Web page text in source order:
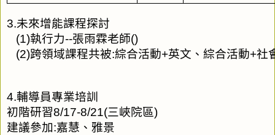
3.未來增能課程探討
(1)執行力--張雨霖老師()
(2)跨領域課程共被:綜合活動+英文、綜合活動+社
4.輔導員專業培訓
初階研習8/17-8/21(三峽院區)
建議參加:嘉慧、雅景